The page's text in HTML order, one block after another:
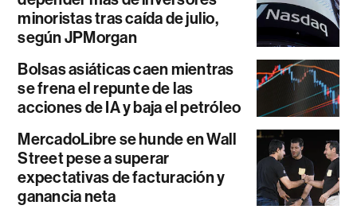
minoristas tras caída de julio,
según JPMorgan
Bolsas asiáticas caen mientras
se frena el repunte de las
acciones de IA y baja el petróleo
MercadoLibre se hunde en Wall
Street pese a superar
expectativas de facturación y
ganancia neta